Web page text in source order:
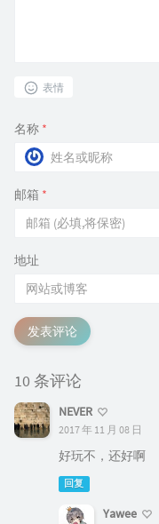
表情
名称 *
邮箱 *
地址
发表评论
10 条评论
NEVER
2017 年 11 月 08 日
好玩不，还好啊
回复
Yawee